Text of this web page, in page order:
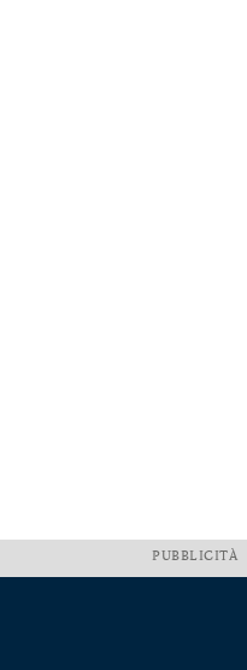
PUBBLICITÀ